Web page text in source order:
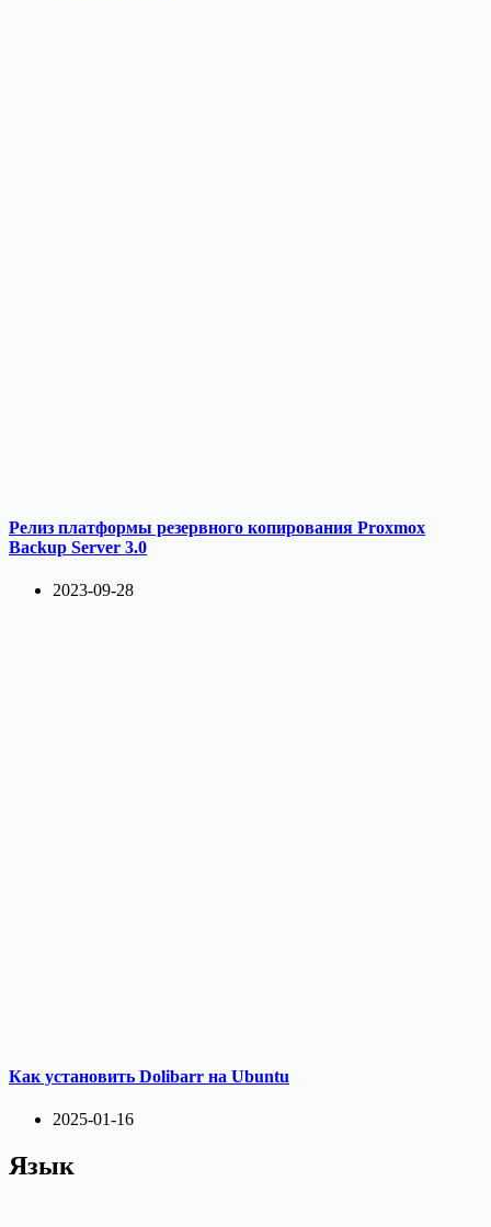
Релиз платформы резервного копирования Proxmox
Backup Server 3.0
2023-09-28
Как установить Dolibarr на Ubuntu
2025-01-16
Язык